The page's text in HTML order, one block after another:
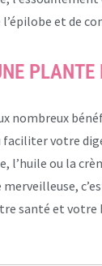
et de
nombreux
votre
l’huile ou la
santé et votre